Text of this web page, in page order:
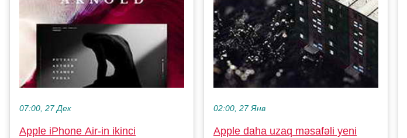
07:00, 27 Дек
Apple iPhone Air-in ikinci
02:00, 27 Янв
Apple daha uzaq məsafəli yeni